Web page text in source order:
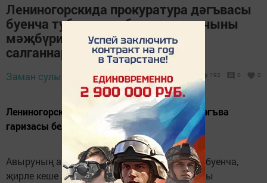
Лениногорскида прокуратура дәгъвасы
буенча туберкулез белән авыручыны
мәҗбүри рәвештә хастаханәгә
салганнар
Заман сулышы, 1 июнь 2026 - 11:22 192 0 0
Лениногорск шәһәр прокуратурасы судка дәгъва
гаризасы белән мөрәҗәгать иткән.
Авыруның амбулатор картасында язылган буенча,
җирле кеше Лениногорск туберкулезга каршы